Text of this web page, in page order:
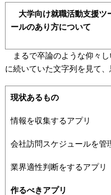
大学向け就職活動支援ツ
ールのあり方について
まるで卒論のような仰々し
に続いていた文字列を見て、
現状あるもの
情報を収集するアプリ
会社訪問スケジュールを管
業界適性判断をするアプリ
作るべきアプリ